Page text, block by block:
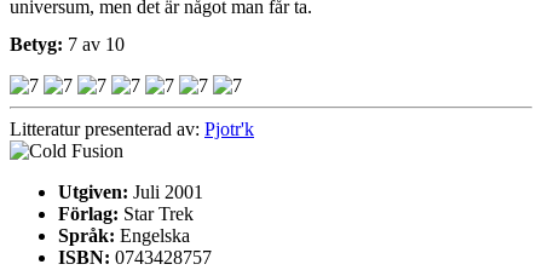
universum, men det är något man får ta.
Betyg: 7 av 10
Litteratur presenterad av: Pjotr'k
Utgiven: Juli 2001
Förlag: Star Trek
Språk: Engelska
ISBN: 0743428757